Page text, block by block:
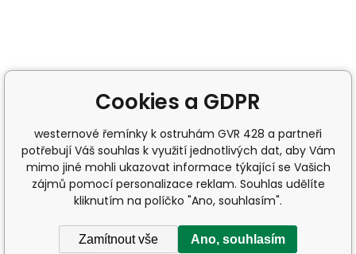
Cookies a GDPR
westernové řemínky k ostruhám GVR 428 a partneři
potřebují Váš souhlas k využití jednotlivých dat, aby Vám
mimo jiné mohli ukazovat informace týkající se Vašich
zájmů pomocí personalizace reklam. Souhlas udělíte
kliknutím na políčko "Ano, souhlasím".
Zamítnout vše Ano, souhlasím